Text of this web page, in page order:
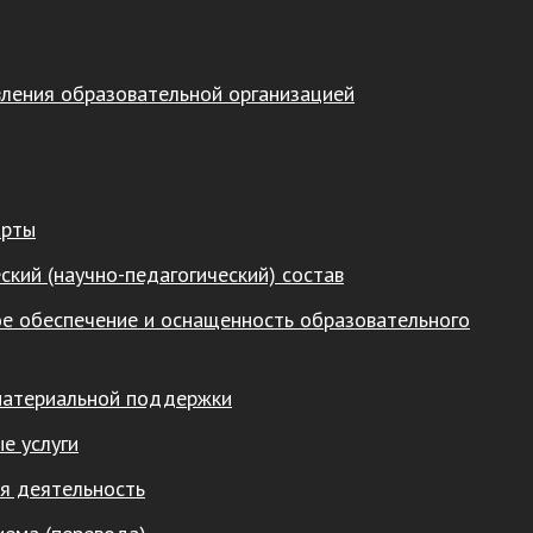
образовательной организацией
(научно-педагогический) состав
обеспечение и оснащенность образовательного
поддержки
услуги
деятельность